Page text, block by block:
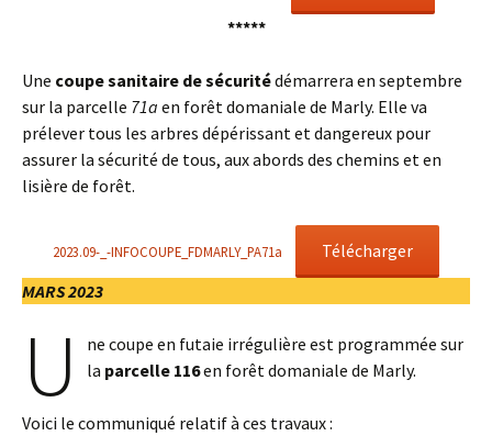
*****
Une coupe sanitaire de sécuritédémarrera en septembre
sur la parcelle 71a en forêt domaniale de Marly. Elle va
prélever tous les arbres dépérissant et dangereux pour
assurer la sécurité de tous, aux abords des chemins et en
lisière de forêt.
2023.09-_-INFOCOUPE_FDMARLY_PA71a
Télécharger
MARS 2023
U
ne coupe en futaie irrégulière est programmée sur
la parcelle 116en forêt domaniale de Marly.
Voici le communiqué relatif à ces travaux :